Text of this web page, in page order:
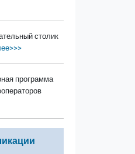
столик
программа